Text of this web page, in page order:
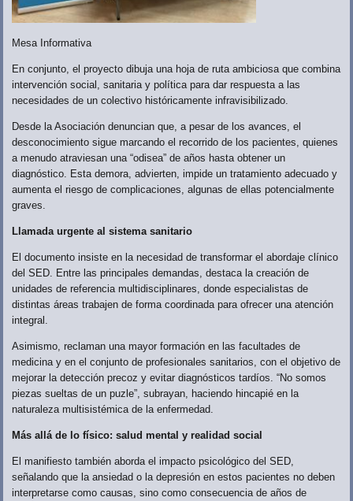
Mesa Informativa
En conjunto, el proyecto dibuja una hoja de ruta ambiciosa que combina
intervención social, sanitaria y política para dar respuesta a las
necesidades de un colectivo históricamente infravisibilizado.
Desde la Asociación denuncian que, a pesar de los avances, el
desconocimiento sigue marcando el recorrido de los pacientes, quienes
a menudo atraviesan una “odisea” de años hasta obtener un
diagnóstico. Esta demora, advierten, impide un tratamiento adecuado y
aumenta el riesgo de complicaciones, algunas de ellas potencialmente
graves.
Llamada urgente al sistema sanitario
El documento insiste en la necesidad de transformar el abordaje clínico
del SED. Entre las principales demandas, destaca la creación de
unidades de referencia multidisciplinares, donde especialistas de
distintas áreas trabajen de forma coordinada para ofrecer una atención
integral.
Asimismo, reclaman una mayor formación en las facultades de
medicina y en el conjunto de profesionales sanitarios, con el objetivo de
mejorar la detección precoz y evitar diagnósticos tardíos. “No somos
piezas sueltas de un puzle”, subrayan, haciendo hincapié en la
naturaleza multisistémica de la enfermedad.
Más allá de lo físico: salud mental y realidad social
El manifiesto también aborda el impacto psicológico del SED,
señalando que la ansiedad o la depresión en estos pacientes no deben
interpretarse como causas, sino como consecuencia de años de